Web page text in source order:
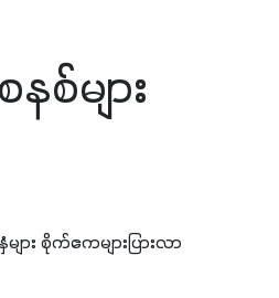
စ်များ
ား စိုက်ဧကများပြားလာ